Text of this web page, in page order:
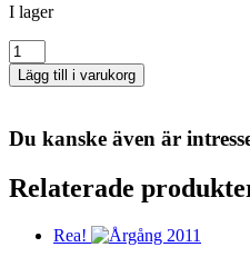
I lager
Årgång
2005
mängd
Lägg till i varukorg
Du kanske även är
Relaterade
Rea!